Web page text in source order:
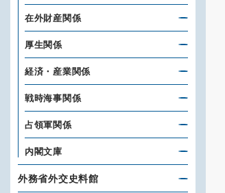
在外財産関係
厚生関係
経済・産業関係
戦時海事関係
占領軍関係
内閣文庫
外務省外交史料館